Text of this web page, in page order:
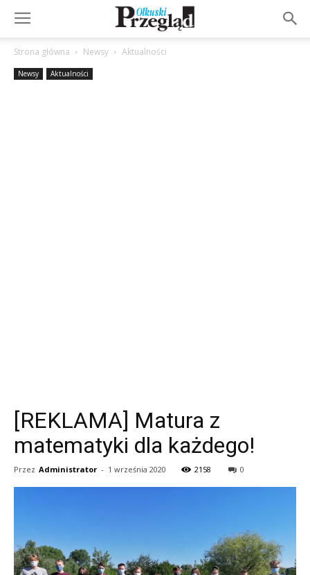
Strona główna Newsy Aktualności
Newsy Aktualności
[REKLAMA] Matura z
matematyki dla każdego!
Przez Administrator - 1 września 2020 2158 0